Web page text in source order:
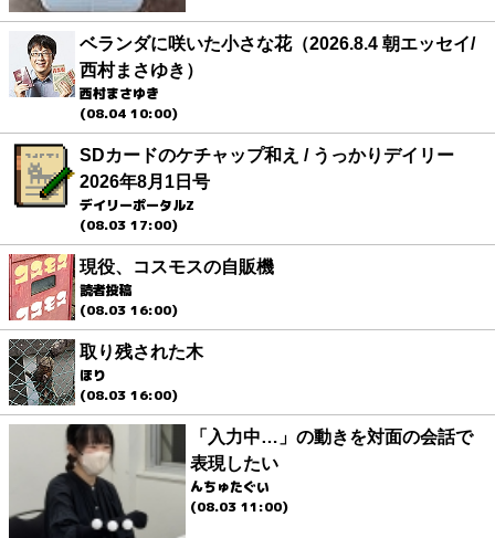
ベランダに咲いた小さな花（2026.8.4 朝エッセイ/
西村まさゆき）
西村まさゆき
(08.04 10:00)
SDカードのケチャップ和え / うっかりデイリー
2026年8月1日号
デイリーポータルZ
(08.03 17:00)
現役、コスモスの自販機
読者投稿
(08.03 16:00)
取り残された木
ほり
(08.03 16:00)
「入力中…」の動きを対面の会話で
表現したい
んちゅたぐい
(08.03 11:00)